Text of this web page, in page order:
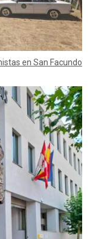
en San Facundo